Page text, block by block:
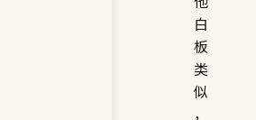
白
板
类
似
，